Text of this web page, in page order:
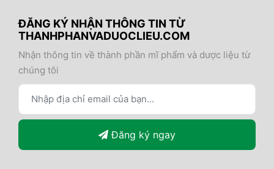
ĐĂNG KÝ NHẬN THÔNG TIN TỪ
THANHPHANVADUOCLIEU.COM
Nhận thông tin về thành phần mĩ phẩm và dược liệu từ
chúng tôi
Đăng ký ngay